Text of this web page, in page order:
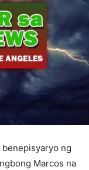
benepisyaryo ng
Marcos na